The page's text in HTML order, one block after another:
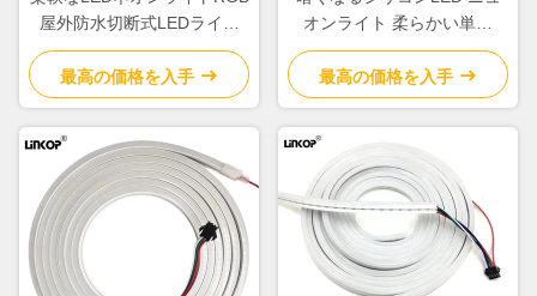
屋外防水切断式LEDライト
ストライプロール220V
最高の価格を入手
オンライト 柔らかい単色
12v 8x16mm ニュオンチュー
ブ LED ストライプ
最高の価格を入手